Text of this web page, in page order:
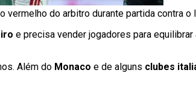
vermelho do arbitro durante partida contra o
e precisa vender jogadores para
Além do Monaco e de alguns clubes